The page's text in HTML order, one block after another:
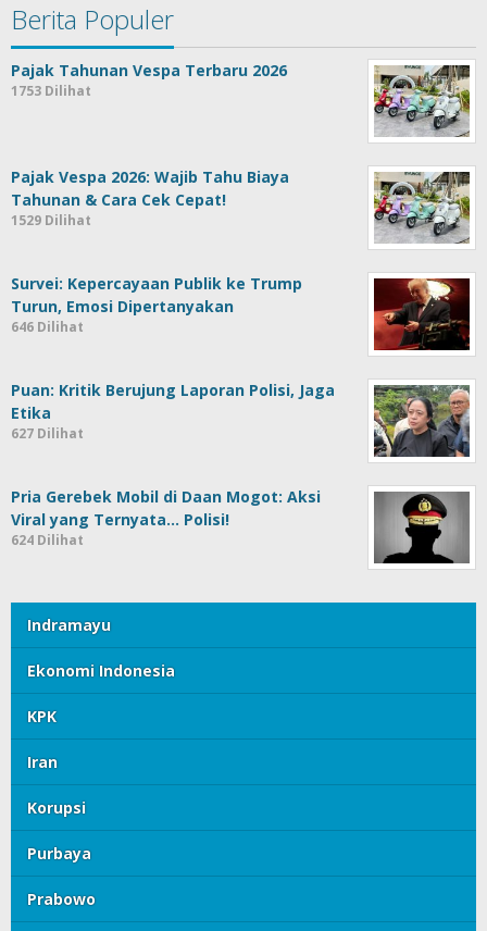
Berita Populer
Pajak Tahunan Vespa Terbaru 2026
1753 Dilihat
Pajak Vespa 2026: Wajib Tahu Biaya
Tahunan & Cara Cek Cepat!
1529 Dilihat
Survei: Kepercayaan Publik ke Trump
Turun, Emosi Dipertanyakan
646 Dilihat
Puan: Kritik Berujung Laporan Polisi, Jaga
Etika
627 Dilihat
Pria Gerebek Mobil di Daan Mogot: Aksi
Viral yang Ternyata… Polisi!
624 Dilihat
Indramayu
Ekonomi Indonesia
KPK
Iran
Korupsi
Purbaya
Prabowo